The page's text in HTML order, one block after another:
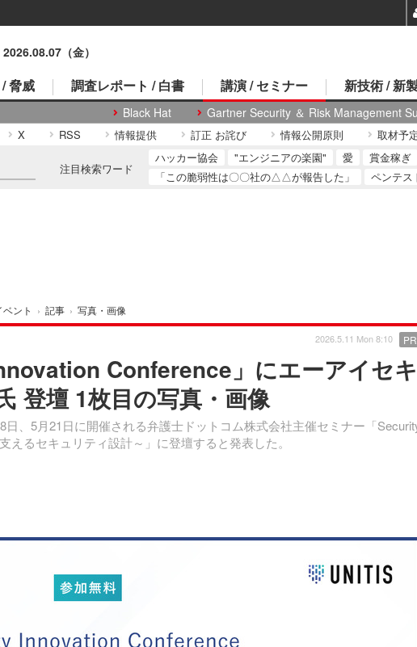
2026.08.07（金）
脅威 調査レポート / 白書 講演 / セミナー
Black Hat Gartner Security ＆ Risk Management
新技術 / 新
X RSS 情報提供 訂正 お詫び 情報公開原則 取材予
注目検索ワード
ハッカー協会 "エンジニアの楽園" 愛 賞金稼ぎ
「この脆弱性は〇〇社の△△が報告した」
ペンテス
ント › 記事 › 写真・画像
Conference」にエーアイセキ
登壇 1枚目の写真・画像
、5月21日に開催される弁護士ドットコム株式会社主催セミナー「
えるセキュリティ設計～」に登壇すると発表した。
2026.5.11 Mon 8:10 PR